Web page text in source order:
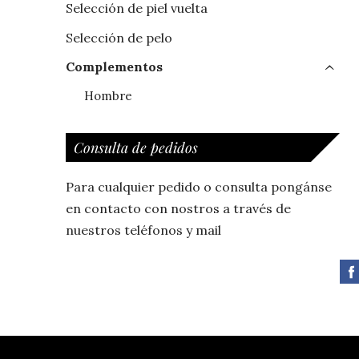
Selección de piel vuelta
Selección de pelo
Complementos
Hombre
›
Consulta de pedidos
Para cualquier pedido o consulta pongánse
en contacto con nostros a través de
nuestros teléfonos y mail